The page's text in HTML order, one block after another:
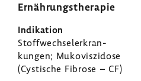
Ernäh­rungs­the­rapie
Stoff­wech­sel­er­kran­
kungen; Muko­vis­zi­dose
(Cysti­sche Fibrose – CF)